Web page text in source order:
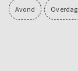
Avond Overdag